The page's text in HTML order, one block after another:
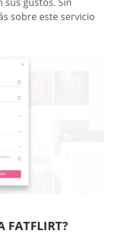
sobre este servicio
FATFLIRT?